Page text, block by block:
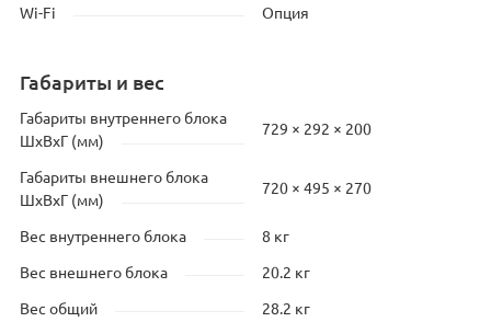
Wi-Fi Опция
Габариты и вес
Габариты внутреннего блока
ШхВхГ (мм)
729 × 292 × 200
Габариты внешнего блока
ШхВхГ (мм)
720 × 495 × 270
Вес внутреннего блока 8 кг
Вес внешнего блока 20.2 кг
Вес общий 28.2 кг